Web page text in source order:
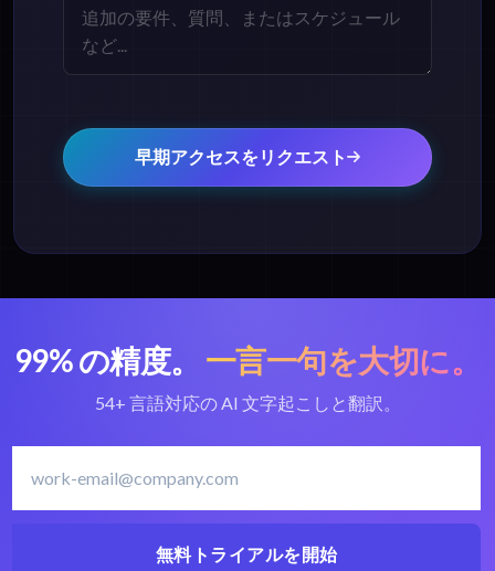
早期アクセスをリクエスト
99% の精度。 一言一句を大切に。
54+ 言語対応の AI 文字起こしと翻訳。
無料トライアルを開始